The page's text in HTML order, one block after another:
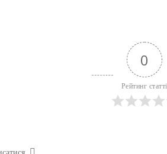
0
Рейтинг статті